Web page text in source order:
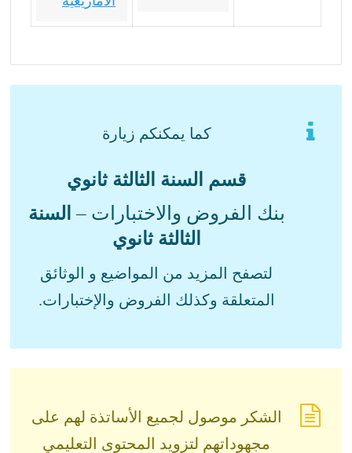
كما يمكنكم زيارة
قسم السنة الثالثة ثانوي
بنك الفروض والاختبارات – السنة
الثالثة ثانوي
لتصفح المزيد من المواضيع و الوثائق
المتعلقة وكذلك الفروض والإختبارات.
الشكر موصول لجميع الأساتذة لهم على
مجهوداتهم لتزويد المحتوى التعليمي